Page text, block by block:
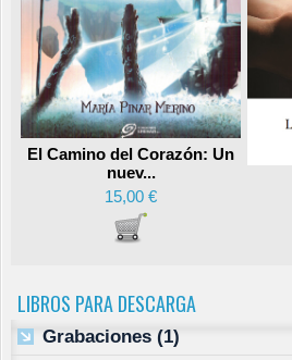
El Camino del Corazón: Un
nuev...
15,00 €
LIBROS PARA DESCARGA
Grabaciones (1)